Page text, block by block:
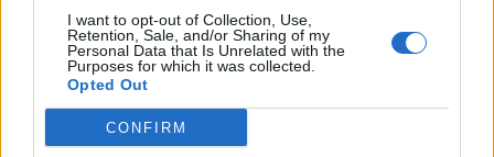
I want to opt-out of Collection, Use,
Retention, Sale, and/or Sharing of my
Personal Data that Is Unrelated with the
Purposes for which it was collected.
Opted Out
CONFIRM
FAX Δήμου
Γραφείο Δημάρχου
25310-82177